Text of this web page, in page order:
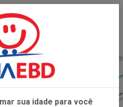
sua idade para você